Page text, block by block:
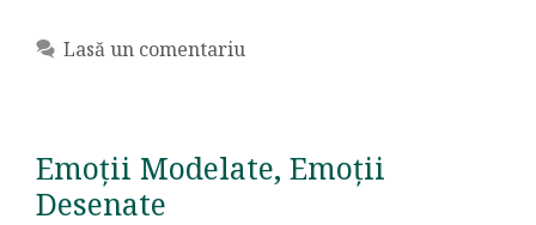
Lasă un comentariu
Emoții Modelate, Emoții
Desenate